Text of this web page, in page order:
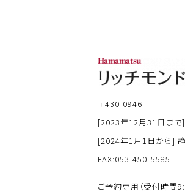
〒430-0946
[2023年12月31日まで
[2024年1月1日から]
FAX:053-450-5585
ご予約専用（受付時間